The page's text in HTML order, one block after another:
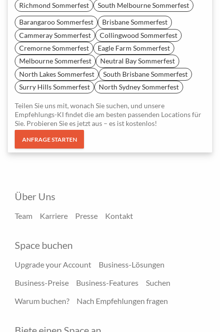
Richmond Sommerfest
South Melbourne Sommerfest
Barangaroo Sommerfest
Brisbane Sommerfest
Cammeray Sommerfest
Collingwood Sommerfest
Cremorne Sommerfest
Eagle Farm Sommerfest
Melbourne Sommerfest
Neutral Bay Sommerfest
North Lakes Sommerfest
South Brisbane Sommerfest
Surry Hills Sommerfest
North Sydney Sommerfest
Teilen Sie uns mit, wonach Sie suchen, und unsere
Empfehlungs-KI findet die am besten passenden Locations für
Sie. Probieren Sie es jetzt aus – es ist kostenlos!
ANFRAGE STARTEN
Über Uns
Team Karriere Presse Kontakt
Space buchen
Upgrade your Account
Business-Lösungen
Business-Preise
Business-Features
Suchen
Warum buchen?
Nach Empfehlungen fragen